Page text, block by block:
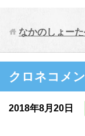
なかのしょー
クロネコメ
2018年8月20日